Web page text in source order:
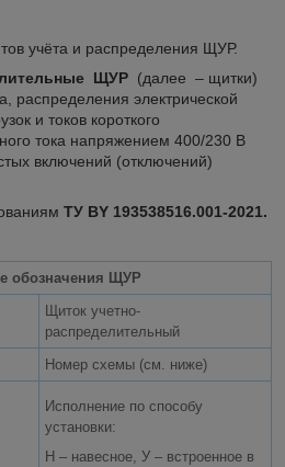
учёта и распределения ЩУР.
ЩУР (далее – щитки)
распределения электрической
и токов короткого
тока напряжением 400/230 В
включений (отключений)
ТУ BY 193538516.001-2021.
обозначения ЩУР
Щиток учетно-
распределительный
Номер схемы (см. ниже)
Исполнение по способу
установки:
Н – навесное, У – встроенное в